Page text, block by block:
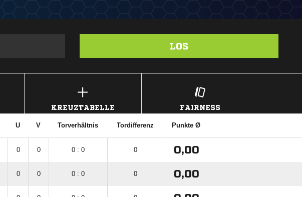
LOS
KREUZTABELLE FAIRNESS
U V Torverhältnis Tordifferenz Punkte Ø
0 0 0 : 0 0 0,00
0 0 0 : 0 0 0,00